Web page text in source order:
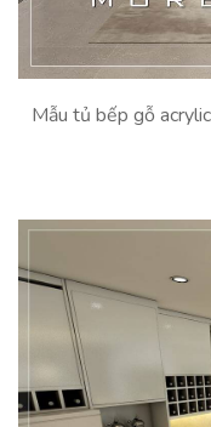
Mẫu tủ bếp gỗ